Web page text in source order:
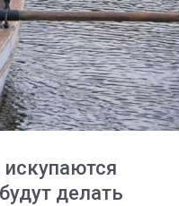
делать